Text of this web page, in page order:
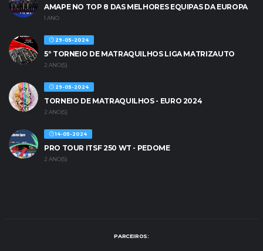
AMAPE NO TOP 8 DAS MELHORES EQUIPAS DA EUROPA
1 ANO
29-05-2024
5º TORNEIO DE MATRAQUILHOS LIGA MATRIZAUTO
2 ANO(S)
29-05-2024
TORNEIO DE MATRAQUILHOS - EURO 2024
2 ANO(S)
14-05-2024
PRO TOUR ITSF 250 WT - PEDOME
2 ANO(S)
PARCEIROS: